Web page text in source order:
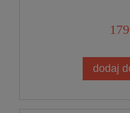
dodaj